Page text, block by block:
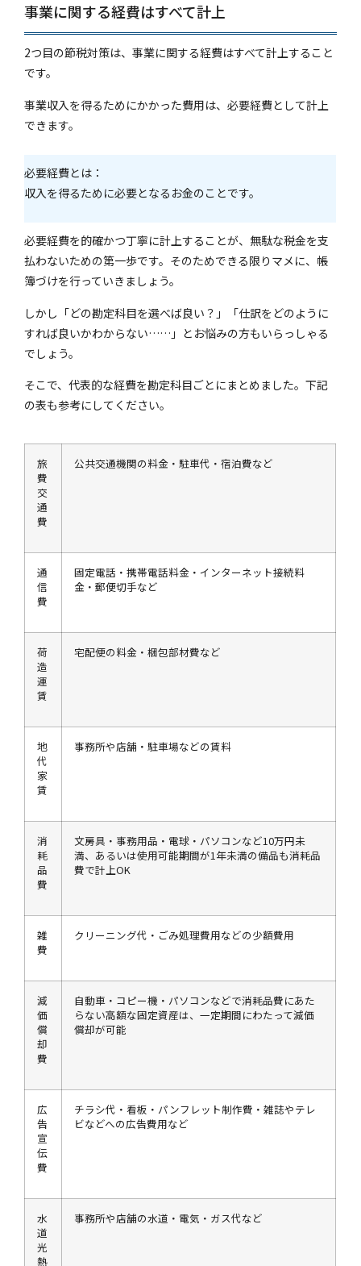
事業に関する経費はすべて計上
2つ目の節税対策は、事業に関する経費はすべて計上すること
です。
事業収入を得るためにかかった費用は、必要経費として計上
できます。
必要経費とは：
収入を得るために必要となるお金のことです。
必要経費を的確かつ丁寧に計上することが、無駄な税金を支
払わないための第一歩です。 そのためできる限りマメに、帳
簿づけを行っていきましょう。
しかし「どの勘定科目を選べば良い？」「仕訳をどのように
すれば良いかわからない……」とお悩みの方もいらっしゃる
でしょう。
そこで、代表的な経費を勘定科目ごとにまとめました。下記
の表も参考にしてください。
旅
費
交
通
費
公共交通機関の料金・駐車代・宿泊費など
通
信
費
固定電話・携帯電話料金・インターネット接続料
金・郵便切手など
荷
造
運
賃
宅配便の料金・梱包部材費など
地
代
家
賃
事務所や店舗・駐車場などの賃料
消
耗
品
費
文房具・事務用品・電球・パソコンなど10万円未
満、あるいは使用可能期間が1年未満の備品も消耗品
費で計上OK
雑
費
クリーニング代・ごみ処理費用などの少額費用
減
価
償
却
費
自動車・コピー機・パソコンなどで消耗品費にあた
らない高額な固定資産は、一定期間にわたって減価
償却が可能
広
告
宣
伝
費
チラシ代・看板・パンフレット制作費・雑誌やテレ
ビなどへの広告費用など
水
道
光
熱
事務所や店舗の水道・電気・ガス代など